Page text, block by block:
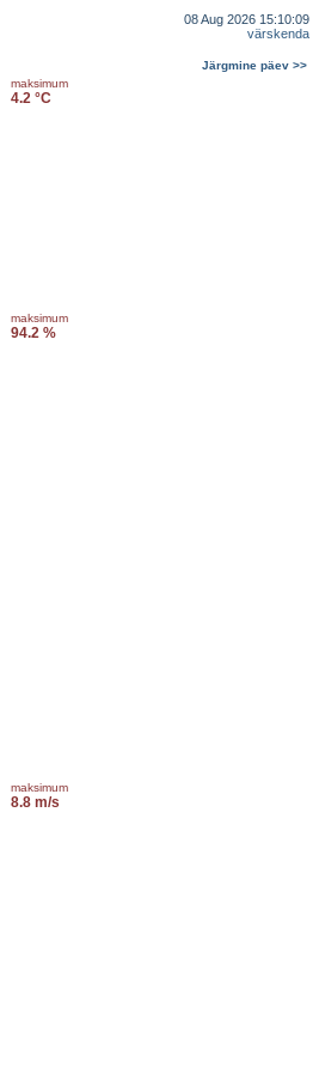
08 Aug 2026 15:10:09
värskenda
Järgmine päev >>
maksimum
4.2 °C
maksimum
94.2 %
maksimum
8.8 m/s